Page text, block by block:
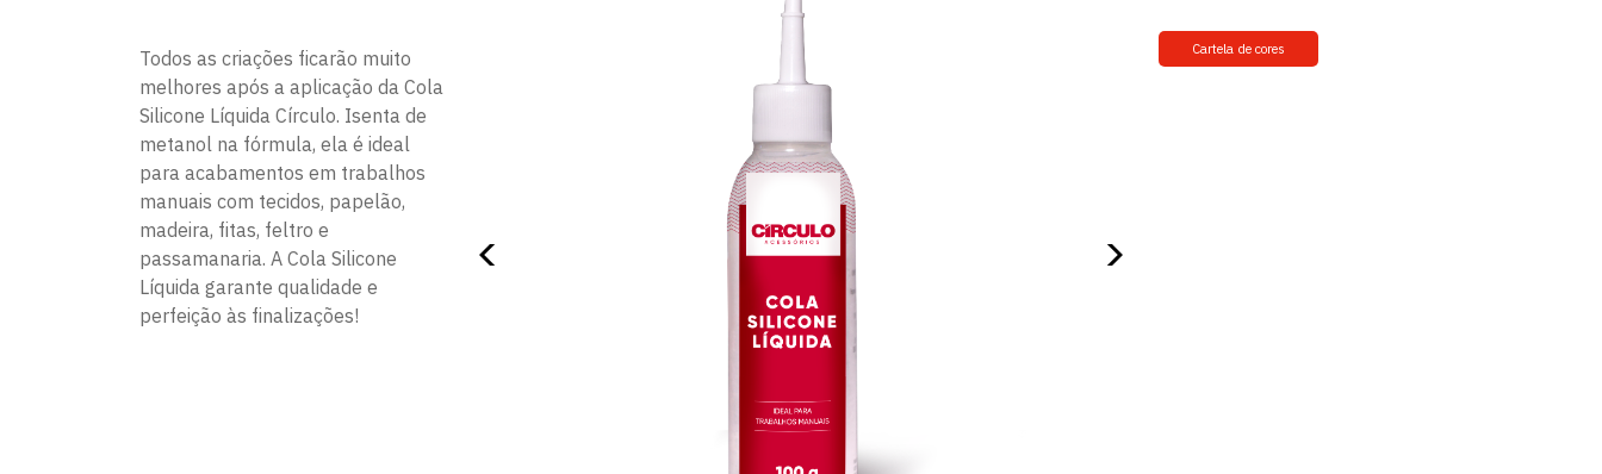
Todos as criações ficarão muito
melhores após a aplicação da Cola
Silicone Líquida Círculo. Isenta de
metanol na fórmula, ela é ideal
para acabamentos em trabalhos
manuais com tecidos, papelão,
madeira, fitas, feltro e
passamanaria. A Cola Silicone
Líquida garante qualidade e
perfeição às finalizações!
Cartela de cores